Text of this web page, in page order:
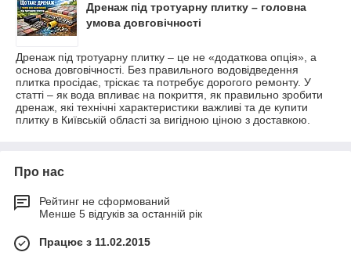
Дренаж під тротуарну плитку – головна
умова довговічності
Дренаж під тротуарну плитку – це не «додаткова опція», а
основа довговічності. Без правильного водовідведення
плитка просідає, тріскає та потребує дорогого ремонту. У
статті – як вода впливає на покриття, як правильно зробити
дренаж, які технічні характеристики важливі та де купити
плитку в Київській області за вигідною ціною з доставкою.
Про нас
Рейтинг не сформований
Менше 5 відгуків за останній рік
Працює з 11.02.2015